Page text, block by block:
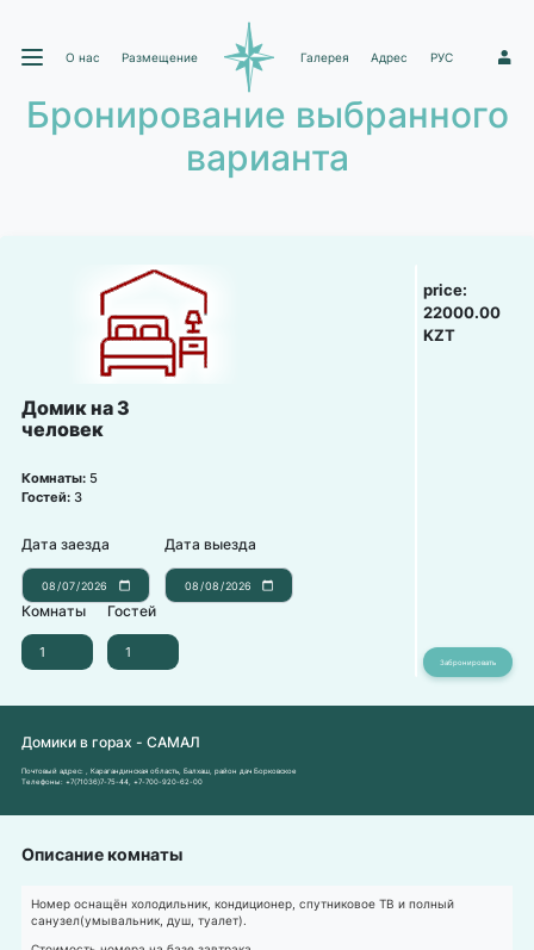
О нас Размещение Галерея Адрес РУС 1
Бронирование выбранного
варианта
Домик на 3
человек
Комнаты: 5
Гостей: 3
Дата заезда Дата выезда
Комнаты Гостей
price:
22000.00
KZT
Домики в горах - САМАЛ
Почтовый адрес:
, Карагандинская область, Балхаш, район дач Борковское
Телефоны: +7(71036)7-75-44 +7-700-920-62-00
Описание комнаты